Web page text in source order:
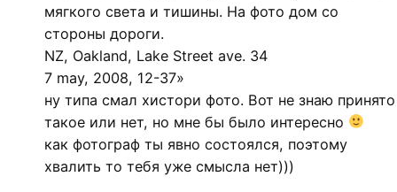
мягкого света и тишины. На фото дом со
стороны дороги.
NZ, Oakland, Lake Street ave. 34
7 may, 2008, 12-37»
ну типа смал хистори фото. Вот не знаю принято
такое или нет, но мне бы было интересно
как фотограф ты явно состоялся, поэтому
хвалить то тебя уже смысла нет)))